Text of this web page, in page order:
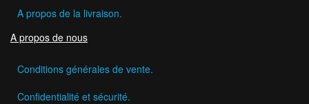
A propos de la livraison.
A propos de nous
Conditions générales de vente.
Confidentialité et sécurité.